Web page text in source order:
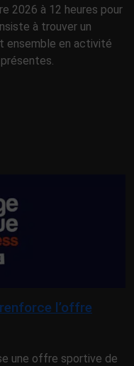
2026 à 12 heures pour
à trouver un
ensemble en activité
l’offre
une offre sportive de